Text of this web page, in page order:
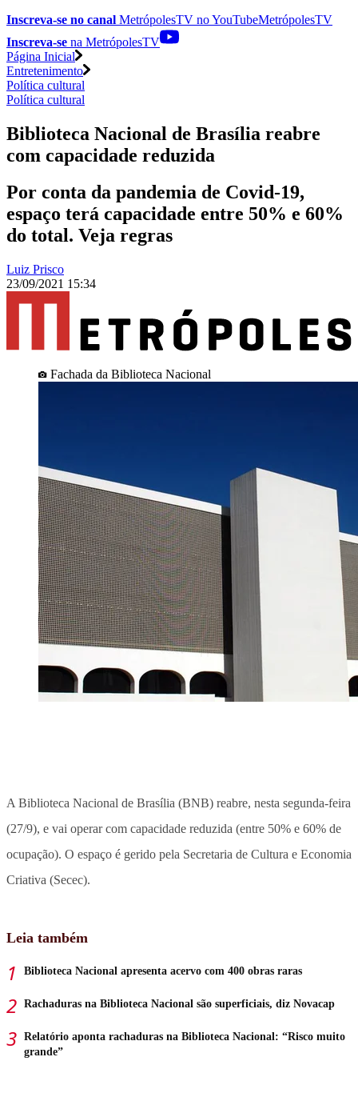
Inscreva-se no canal MetrópolesTV noYouTubeMetrópolesTV
Inscreva-se na MetrópolesTV
Página Inicial
Entretenimento
Política cultural
Política cultural
Biblioteca Nacional de Brasília reabre
com capacidade reduzida
Por conta da pandemia de Covid-19,
espaço terá capacidade entre 50% e 60%
do total. Veja regras
Luiz Prisco
23/09/2021 15:34
Fachada da Biblioteca Nacional
A Biblioteca Nacional de Brasília (BNB) reabre, nesta segunda-feira
(27/9), e vai operar com capacidade reduzida (entre 50% e 60% de
ocupação). O espaço é gerido pela Secretaria de Cultura e Economia
Criativa (Secec).
Leia também
Biblioteca Nacional apresenta acervo com 400 obras raras
Rachaduras na Biblioteca Nacional são superficiais, diz Novacap
Relatório aponta rachaduras na Biblioteca Nacional: “Risco muito
grande”